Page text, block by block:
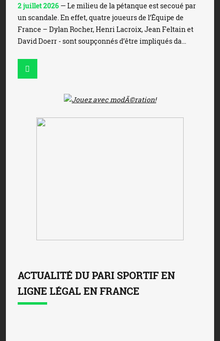
2 juillet 2026 — Le milieu de la pétanque est secoué par
un scandale. En effet, quatre joueurs de l’Équipe de
France – Dylan Rocher, Henri Lacroix, Jean Feltain et
David Doerr - sont soupçonnés d’être impliqués da...
ACTUALITÉ DU PARI SPORTIF EN
LIGNE LÉGAL EN FRANCE